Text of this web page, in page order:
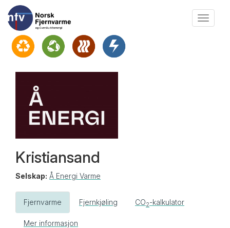
Vis
meny
Kristiansand
Selskap: Å Energi Varme
Fjernvarme Fjernkjøling CO2-kalkulator
Mer informasjon